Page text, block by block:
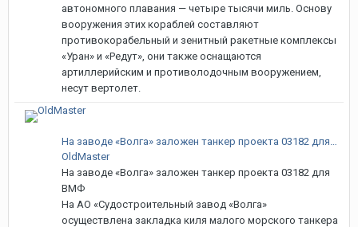
автономного плавания — четыре тысячи миль. Основу
вооружения этих кораблей составляют
противокорабельный и зенитный ракетные комплексы
«Уран» и «Редут», они также оснащаются
артиллерийским и противолодочным вооружением,
несут вертолет.
OldMaster
На заводе «Волга» заложен танкер проекта 03182 для
ВМФ
На АО «Судостроительный завод «Волга»
осуществлена закладка киля малого морского танкера